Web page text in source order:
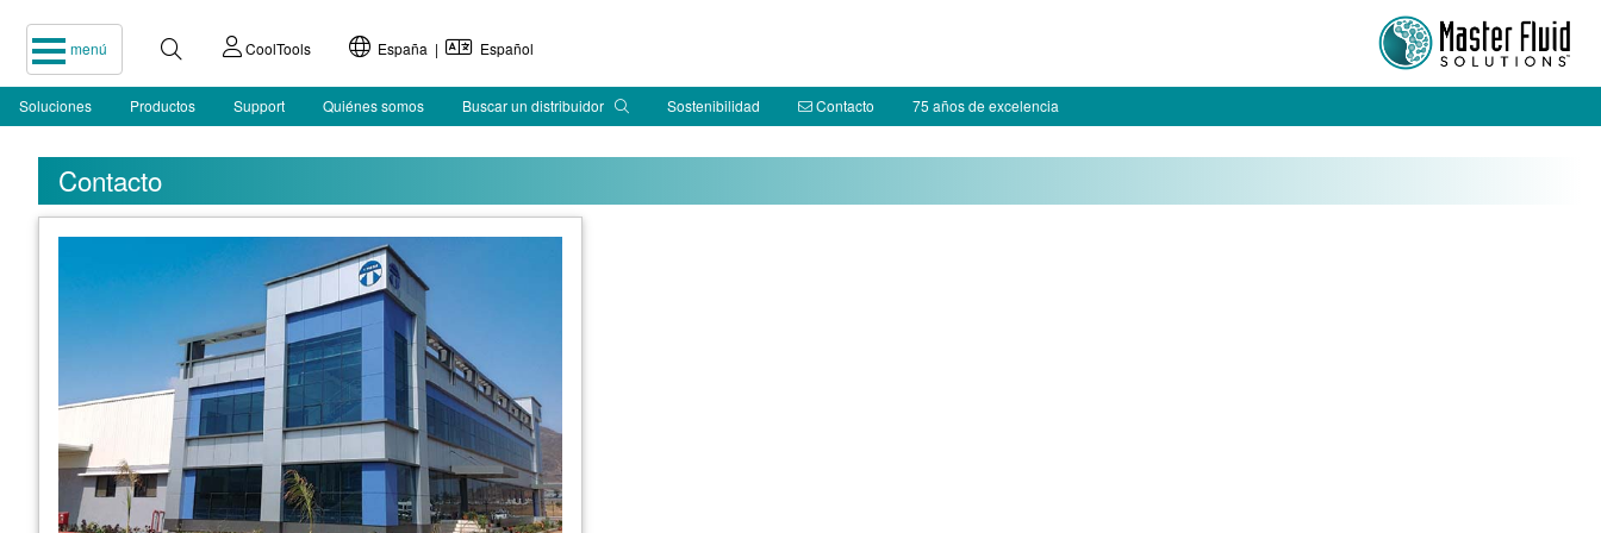
menú CoolTools España | Español
Soluciones Productos Support Quiénes somos Buscar un distribuidor Sostenibilidad Contacto 75 años de excelencia
Contacto